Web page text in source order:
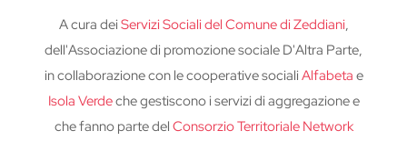
A cura dei Servizi Sociali del Comune di Zeddiani,
dell'Associazione di promozione sociale D'Altra Parte,
in collaborazione con le cooperative sociali Alfabeta e
Isola Verdeche gestiscono i servizi di aggregazione e
che fanno parte del Consorzio Territoriale Network